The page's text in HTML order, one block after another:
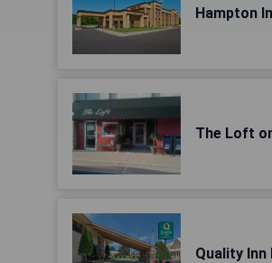
Hampton
The Loft
Quality Inn